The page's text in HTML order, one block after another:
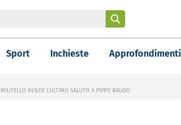
Sport Inchieste Approfondimenti
MILITELLO RENDE L'ULTIMO SALUTO A PIPPO BAUDO